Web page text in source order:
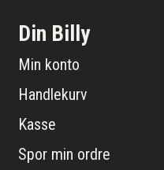
Din Billy
Min konto
Handlekurv
Kasse
Spor min ordre